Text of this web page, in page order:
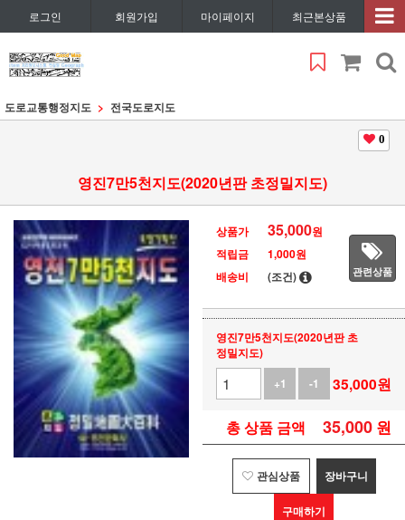
로그인 회원가입 마이페이지 최근본상품
도로교통행정지도 전국도로지도
0
영진7만5천지도(2020년판 초정밀지도)
상품가 35,000원
적립금
1,000원
배송비
(조건) 관련상품
영진7만5천지도(2020년판 초
정밀지도)
+1
-1 35,000원
총 상품 금액 35,000 원
관심상품 장바구니
구매하기